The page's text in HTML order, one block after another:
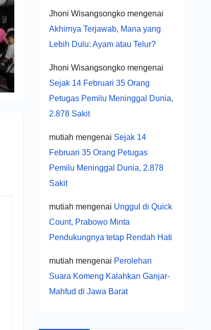
Jhoni Wisangsongkomengenai
Akhirnya Terjawab, Mana yang
Lebih Dulu: Ayam atau Telur?
Jhoni Wisangsongkomengenai
Sejak 14 Februari 35 Orang
Petugas Pemilu Meninggal Dunia,
2.878 Sakit
mutiah mengenai Sejak 14
Februari 35 Orang Petugas
Pemilu Meninggal Dunia, 2.878
Sakit
mutiah mengenai Unggul di Quick
Count, Prabowo Minta
Pendukungnya tetap Rendah Hati
mutiah mengenai Perolehan
Suara Komeng Kalahkan Ganjar-
Mahfud di Jawa Barat